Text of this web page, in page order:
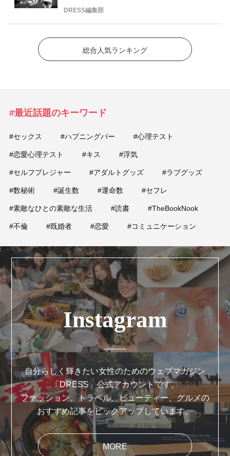
DRESS編集部
総合人気ランキング
#最近話題のキーワード
#セックス #ハプニングバー #心理テスト
#恋愛心理テスト #キス #浮気
#セルフプレジャー #アダルトグッズ #ラブグッズ
#数秘術 #誕生数 #運命数 #セフレ
#素敵なひとの素敵な生活 #読書 #TheBookNook
#不倫 #既婚者 #恋愛 #コミュニケーション
Instagram
自分らしく輝きたい女性のためのウェブマガジン
「DRESS」公式アカウントです。
ファッション、トラベル、ビューティー、グルメの
おすすめ記事をピックアップしています。
MORE